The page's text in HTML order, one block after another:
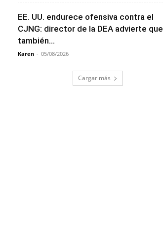
EE. UU. endurece ofensiva contra el
CJNG: director de la DEA advierte que
también...
Karen - 05/08/2026
Cargar más